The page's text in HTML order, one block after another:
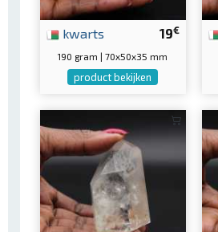
19€
kwarts
190 gram | 70x50x35 mm
product bekijken